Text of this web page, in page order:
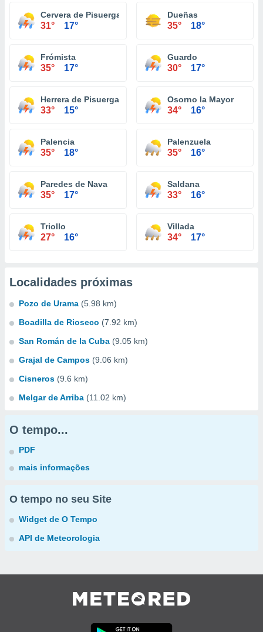
Cervera de Pisuerga
31° 17°
Dueñas
35° 18°
Frómista
35° 17°
Guardo
30° 17°
Herrera de Pisuerga
33° 15°
Osorno la Mayor
34° 16°
Palencia
35° 18°
Palenzuela
35° 16°
Paredes de Nava
35° 17°
Saldana
33° 16°
Triollo
27° 16°
Villada
34° 17°
Localidades próximas
Pozo de Urama (5.98 km)
Boadilla de Rioseco (7.92 km)
San Román de la Cuba (9.05 km)
Grajal de Campos (9.06 km)
Cisneros (9.6 km)
Melgar de Arriba (11.02 km)
O tempo...
PDF
mais informações
O tempo no seu Site
Widget de O Tempo
API de Meteorologia